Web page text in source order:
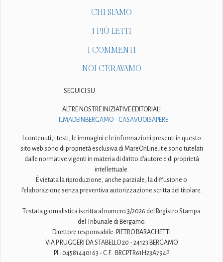
CHI SIAMO
I PIÙ LETTI
I COMMENTI
NOI C'ERAVAMO
SEGUICI SU
ALTRE NOSTRE INIZIATIVE EDITORIALI
ILMADEINBERGAMO
CASAVUOISAPERE
I contenuti, i testi, le immagini e le informazioni presenti in questo
sito web sono di proprietà esclusiva di MareOnLine.it e sono tutelati
dalle normative vigenti in materia di diritto d'autore e di proprietà
intellettuale.
È vietata la riproduzione, anche parziale, la diffusione o
l'elaborazione senza preventiva autorizzazione scritta del titolare.
Testata giornalistica iscritta al numero 3/2026 del Registro Stampa
del Tribunale di Bergamo.
Direttore responsabile: PIETRO BARACHETTI
VIA P. RUGGERI DA STABELLO 20 - 24123 BERGAMO
P.I.: 04581440163 - C.F.: BRCPTR61H23A794P